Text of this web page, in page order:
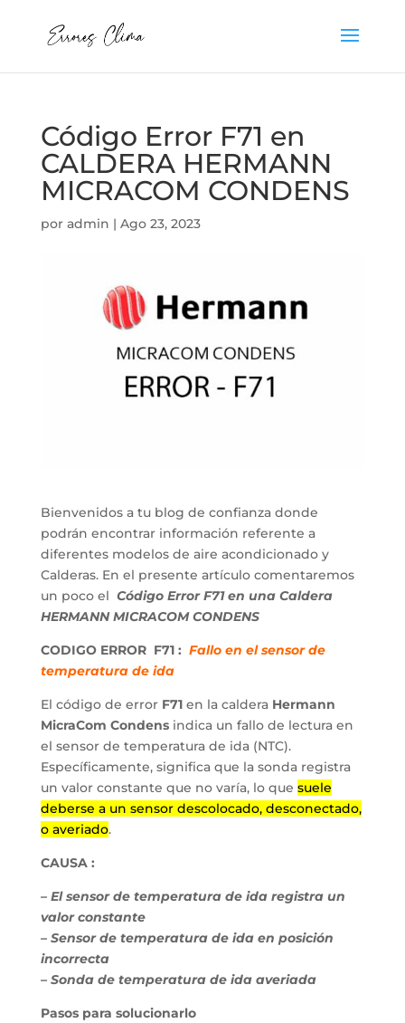
Código Error F71 en
CALDERA HERMANN
MICRACOM CONDENS
por admin | Ago 23, 2023
Bienvenidos a tu blog de confianza donde
podrán encontrar información referente a
diferentes modelos de aire acondicionado y
Calderas. En el presente artículo comentaremos
un poco el Código Error F71 en una Caldera
HERMANN MICRACOM CONDENS
CODIGO ERROR F71 : Fallo en el sensor de
temperatura de ida
El código de error F71en la caldera Hermann
MicraCom Condensindica un fallo de lectura en
el sensor de temperatura de ida (NTC).
Específicamente, significa que la sonda registra
un valor constante que no varía, lo que suele
deberse a un sensor descolocado, desconectado,
o averiado.
CAUSA :
– El sensor de temperatura de ida registra un
valor constante
– Sensor de temperatura de ida en posición
incorrecta
– Sonda de temperatura de ida averiada
Pasos para solucionarlo